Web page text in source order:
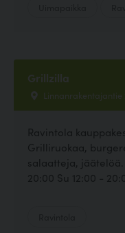
Grillzilla
Linnanrakentajantie
Ravintola
Grilliruokaa,
salaatteja,
20:00 Su 12:00 -